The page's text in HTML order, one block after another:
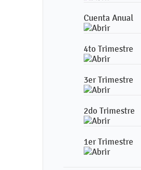
Cuenta Anual
4to Trimestre
3er Trimestre
2do Trimestre
1er Trimestre